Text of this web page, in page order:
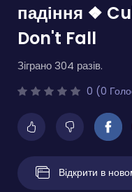
падіння ❖
Don't Fall
Зіграно 304 разів.
0 (0
Відкрити в